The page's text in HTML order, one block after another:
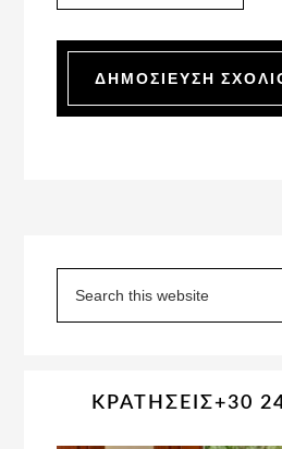
Sidebar
ΚΡΑΤΗΣΕΙΣ+30